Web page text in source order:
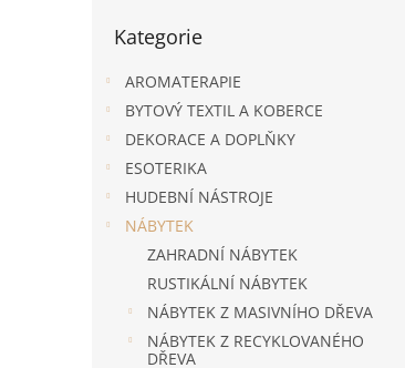
kategorie
Kategorie
AROMATERAPIE
BYTOVÝ TEXTIL A KOBERCE
DEKORACE A DOPLŇKY
ESOTERIKA
HUDEBNÍ NÁSTROJE
NÁBYTEK
ZAHRADNÍ NÁBYTEK
RUSTIKÁLNÍ NÁBYTEK
NÁBYTEK Z MASIVNÍHO DŘEVA
NÁBYTEK Z RECYKLOVANÉHO
DŘEVA